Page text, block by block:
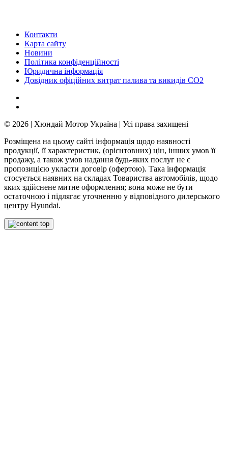
Контакти
Карта сайту
Новини
Політика конфіденційності
Юридична інформація
Довідник офіційних витрат палива та викидів СО2
© 2026 | Хюндай Мотор Україна | Усі права захищені
Розміщена на цьому сайті інформація щодо наявності
продукції, її характеристик, (орієнтовних) цін, інших умов її
продажу, а також умов надання будь-яких послуг не є
пропозицією укласти договір (офертою). Така інформація
стосується наявних на складах Товариства автомобілів, щодо
яких здійснене митне оформлення; вона може не бути
остаточною і підлягає уточненню у відповідного дилерського
центру Hyundai.